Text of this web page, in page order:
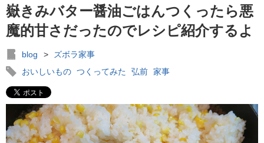
嶽きみバター醤油ごはんつくったら悪
魔的甘さだったのでレシピ紹介するよ
blog >
ズボラ家事
おいしいもの つくってみた 弘前 家事